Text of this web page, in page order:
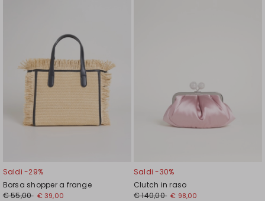
Saldi -29%
Borsa shopper a frange
€ 55,00 € 39,00
Saldi -30%
Clutch in raso
€ 140,00 € 98,00